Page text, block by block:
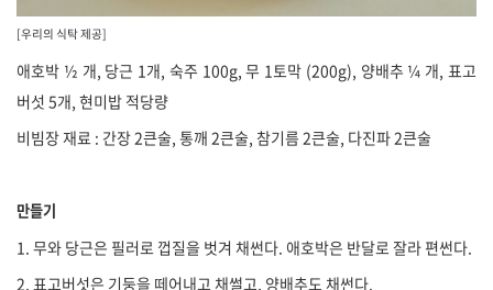
[우리의 식탁 제공]
애호박 ½ 개, 당근 1개, 숙주 100g, 무 1토막 (200g), 양배추 ¼ 개, 표고
버섯 5개, 현미밥 적당량
비빔장 재료 : 간장 2큰술, 통깨 2큰술, 참기름 2큰술, 다진파 2큰술
만들기
1. 무와 당근은 필러로 껍질을 벗겨 채썬다. 애호박은 반달로 잘라 편썬다.
2. 표고버섯은 기둥을 떼어내고 채썰고, 양배추도 채썬다.